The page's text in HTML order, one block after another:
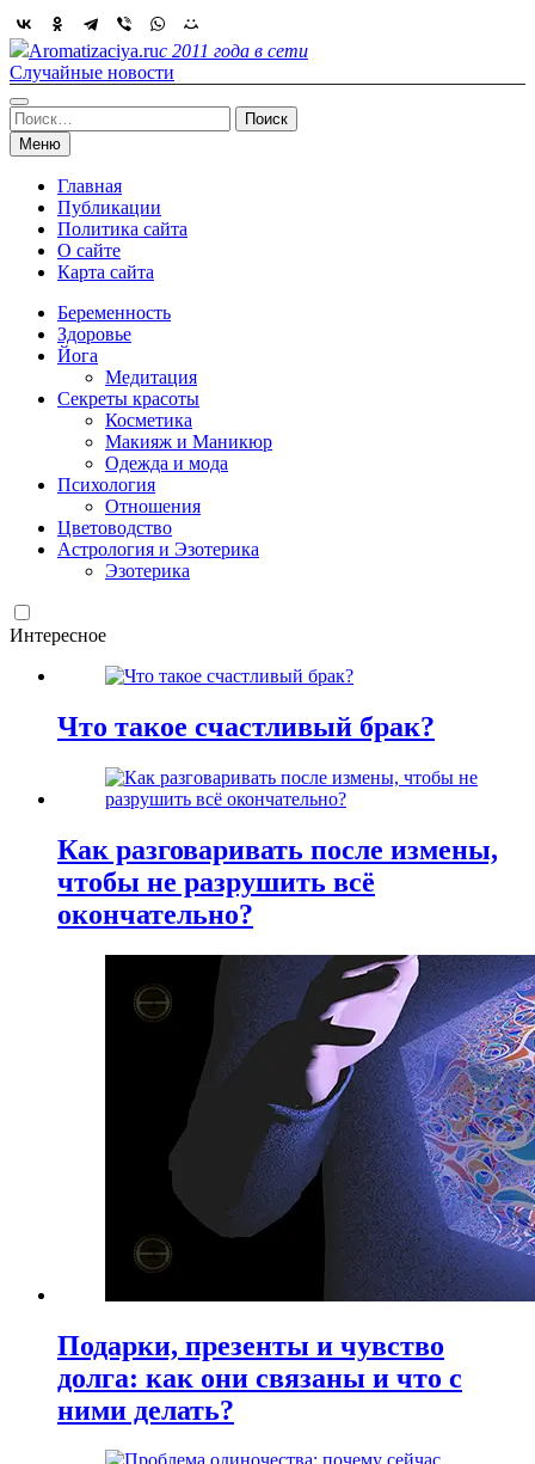
Skip
to
content
Aromatizaciya.ruс 2011 года в сети
Случайные новости
Найти:
Меню
Главная
Публикации
Политика сайта
О сайте
Карта сайта
Беременность
Здоровье
Йога
Медитация
Секреты красоты
Косметика
Макияж и Маникюр
Одежда и мода
Психология
Отношения
Цветоводство
Астрология и Эзотерика
Эзотерика
Интересное
Что такое счастливый брак?
Как разговаривать после измены,
чтобы не разрушить всё
окончательно?
Подарки, презенты и чувство
долга: как они связаны и что с
ними делать?